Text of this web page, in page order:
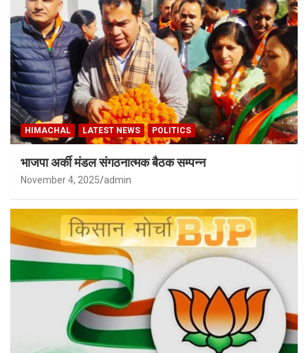
HIMACHAL LATEST NEWS POLITICS
भाजपा अर्की मंडल संगठनात्मक बैठक सम्पन्न
November 4, 2025 admin